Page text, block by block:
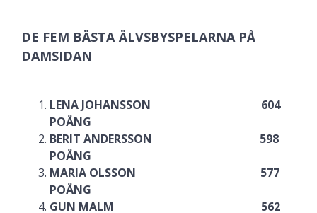
DE FEM BÄSTA ÄLVSBYSPELARNA PÅ
DAMSIDAN
LENA JOHANSSON 604
POÄNG
BERIT ANDERSSON 598
POÄNG
MARIA OLSSON 577
POÄNG
GUN MALM 562